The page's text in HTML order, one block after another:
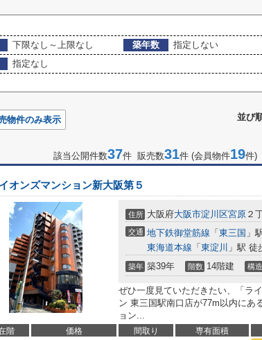
下限なし～上限なし 築年数
指定しない
指定なし
並び
物件のみ表示
該当公開件数37件 販売数31件 (会員物件19件)
オンズマンション新大阪第５
住所 大阪府大阪市淀川区宮原 ２
交通 地下鉄御堂筋線 「 東三国 」
東海道本線 「 東淀川 」駅 徒
築年 築39年 階数 14階建 構造
ぜひ一度見ていただきたい、「ラ
ン 東三国駅南口店が77m以内にあ
ョン...
階 価格 間取り 専有面積